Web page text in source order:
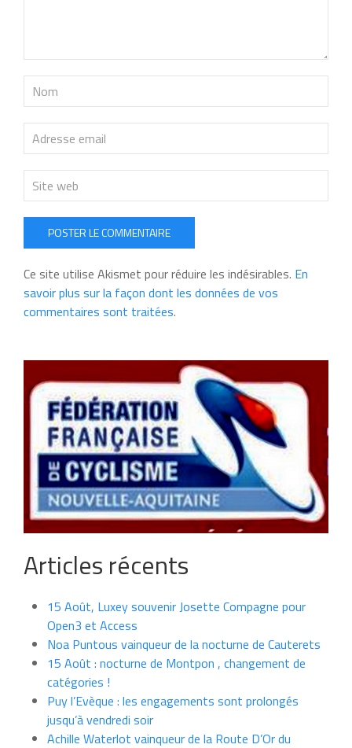
POSTER LE COMMENTAIRE
Ce site utilise Akismet pour réduire les indésirables. En
savoir plus sur la façon dont les données de vos
commentaires sont traitées.
Articles récents
15 Août, Luxey souvenir Josette Compagne pour
Open3 et Access
Noa Puntous vainqueur de la nocturne de Cauterets
15 Août : nocturne de Montpon , changement de
catégories !
Puy l’Evèque : les engagements sont prolongés
jusqu’à vendredi soir
Achille Waterlot vainqueur de la Route D’Or du